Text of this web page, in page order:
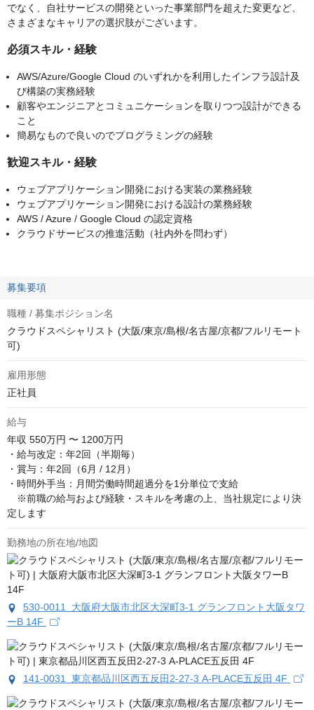
でなく、自社サービスの開発といった事業部門を超えた変更など、
さまざまなキャリアの選択肢がございます。
必須スキル・経験
AWS/Azure/Google Cloud のいずれかを利用したインフラ設計及
び構築の実務経験
顧客やエンジニアとコミュニケーションを取りつつ設計ができる
こと
簡易なもので良いのでプログラミングの経験
歓迎スキル・経験
ウェブアプリケーション開発における実装の業務経験
ウェブアプリケーション開発における設計の業務経験
AWS / Azure / Google Cloud の認定資格
クラウドサービスの推進活動（社内外を問わず）
募集要項
職種 / 募集ポジション名
クラウドスペシャリスト (大阪/東京/島根/名古屋/京都/フルリモート
可)
雇用形態
正社員
給与
年収 550万円 〜 1200万円
・給与改定：年2回（半期毎）
・賞与：年2回（6月 / 12月）
・時間外手当：月間労働時間超過分を1分単位で支給
※前職の給与および経験・スキルを考慮の上、当社規定により決
定します
勤務地の所在地/地図
530-0011 大阪府大阪市北区大深町3-1 グランフロント大阪タワ
ーB 14F
141-0031 東京都品川区西五反田2-27-3 A-PLACE五反田 4F